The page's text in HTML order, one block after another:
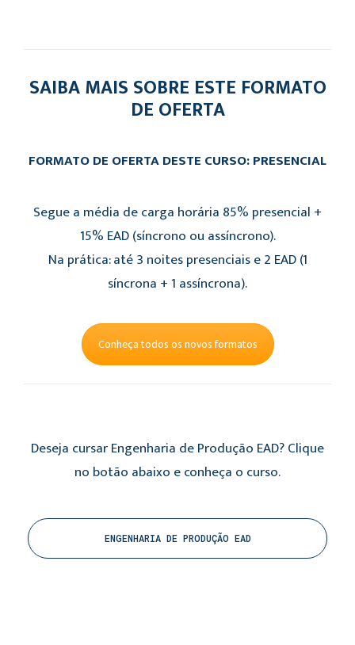
SAIBA MAIS SOBRE ESTE FORMATO
DE OFERTA
FORMATO DE OFERTA DESTE CURSO: PRESENCIAL
Segue a média de carga horária 85% presencial +
15% EAD (síncrono ou assíncrono).
Na prática: até 3 noites presenciais e 2 EAD (1
síncrona + 1 assíncrona).
Conheça todos os novos formatos
Deseja cursar Engenharia de Produção EAD? Clique
no botão abaixo e conheça o curso.
ENGENHARIA DE PRODUÇÃO EAD